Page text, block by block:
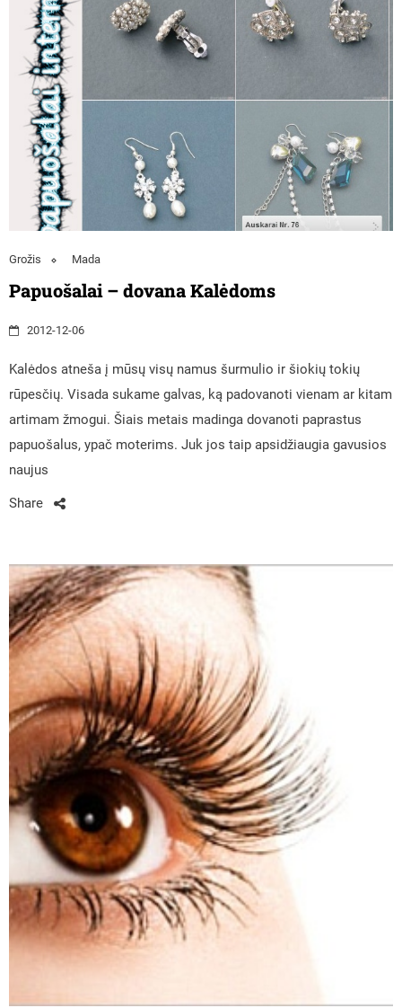
Grožis Mada
Papuošalai – dovana Kalėdoms
2012-12-06
Kalėdos atneša į mūsų visų namus šurmulio ir šiokių tokių
rūpesčių. Visada sukame galvas, ką padovanoti vienam ar kitam
artimam žmogui. Šiais metais madinga dovanoti paprastus
papuošalus, ypač moterims. Juk jos taip apsidžiaugia gavusios
naujus
Share